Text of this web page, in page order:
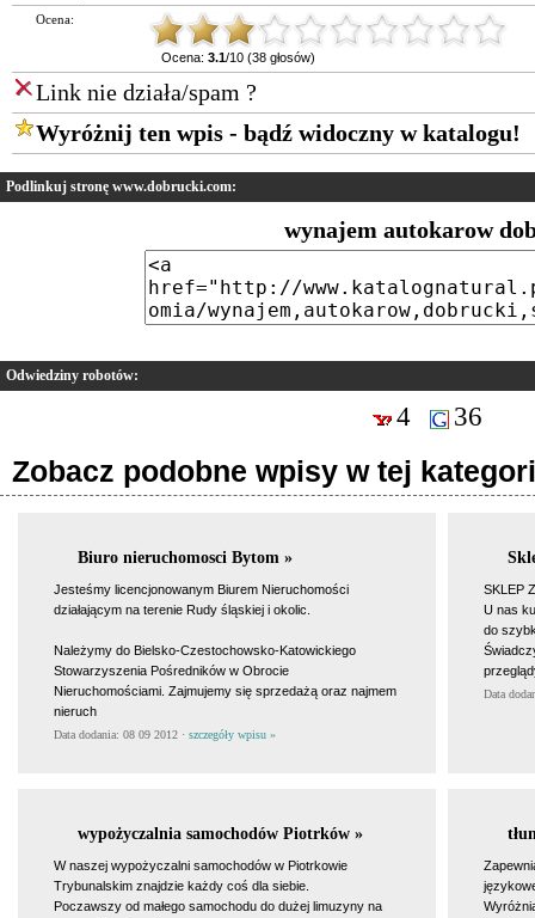
Ocena:
Ocena: 3.1/10 (38 głosów)
Link nie działa/spam ?
Wyróżnij ten wpis - bądź widoczny w katalogu!
Podlinkuj stronę www.dobrucki.com:
wynajem autokarow
Odwiedziny robotów:
4 36
Zobacz podobne wpisy w tej
Biuro nieruchomosci Bytom »
Jesteśmy licencjonowanym Biurem Nieruchomości
działającym na terenie Rudy śląskiej i okolic.
Należymy do Bielsko-Czestochowsko-Katowickiego
Stowarzyszenia Pośredników w Obrocie
Nieruchomościami. Zajmujemy się sprzedażą oraz najmem
nieruch
Data dodania: 08 09 2012 · szczegóły wpisu »
SKLEP
U nas
do
Data
wypożyczalnia samochodów Piotrków »
W naszej wypożyczalni samochodów w Piotrkowie
Trybunalskim znajdzie każdy coś dla siebie.
Poczawszy od małego samochodu do dużej limuzyny na